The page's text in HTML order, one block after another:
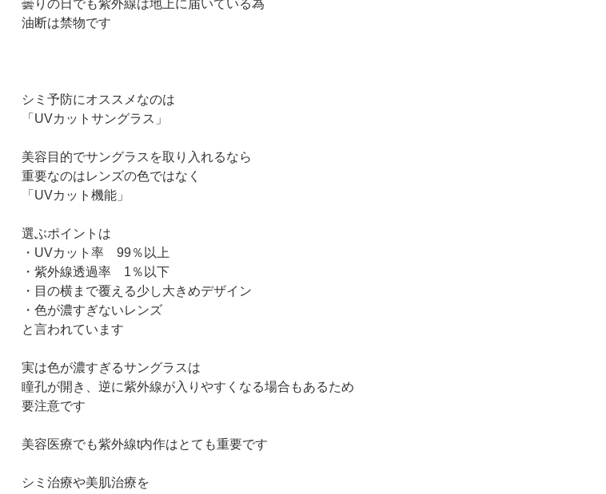
曇りの日でも紫外線は地上に届いている為
油断は禁物です
シミ予防にオススメなのは
「UVカットサングラス」
美容目的でサングラスを取り入れるなら
重要なのはレンズの色ではなく
「UVカット機能」
選ぶポイントは
・UVカット率 99％以上
・紫外線透過率 1％以下
・目の横まで覆える少し大きめデザイン
・色が濃すぎないレンズ
と言われています
実は色が濃すぎるサングラスは
瞳孔が開き、逆に紫外線が入りやすくなる場合もあるため
要注意です
美容医療でも紫外線t内作はとても重要です
シミ治療や美肌治療を